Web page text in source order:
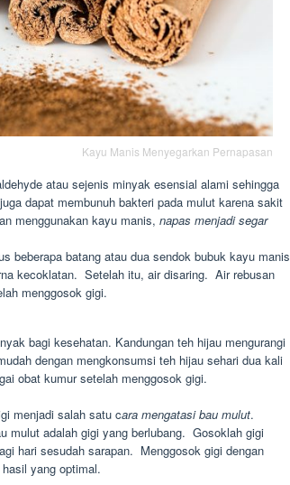
Kayu Manis Menyegarkan Pernapasan
atau sejenis minyak esensial alami sehingga
dapat membunuh bakteri pada mulut karena sakit
menggunakan kayu manis, napas menjadi segar
beberapa batang atau dua sendok bubuk kayu manis
kecoklatan. Setelah itu, air disaring. Air rebusan
menggosok gigi.
bagi kesehatan. Kandungan teh hijau mengurangi
dengan mengkonsumsi teh hijau sehari dua kali
obat kumur setelah menggosok gigi.
menjadi salah satu cara mengatasi bau mulut.
mulut adalah gigi yang berlubang. Gosoklah gigi
hari sesudah sarapan. Menggosok gigi dengan
yang optimal.